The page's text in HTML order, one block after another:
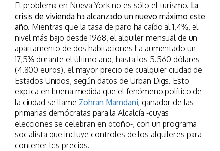
El problema en Nueva York no es sólo el turismo. La
crisis de vivienda ha alcanzado un nuevo máximo este
año. Mientras que la tasa de paro ha caído al 1,4%, el
nivel más bajo desde 1968, el alquiler mensual de un
apartamento de dos habitaciones ha aumentado un
17,5% durante el último año, hasta los 5.560 dólares
(4.800 euros), el mayor precio de cualquier ciudad de
Estados Unidos, según datos de Urban Digs. Esto
explica en buena medida que el fenómeno político de
la ciudad se llame Zohran Mamdani, ganador de las
primarias demócratas para la Alcaldía -cuyas
elecciones se celebran en otoño-, con un programa
socialista que incluye controles de los alquileres para
contener los precios.